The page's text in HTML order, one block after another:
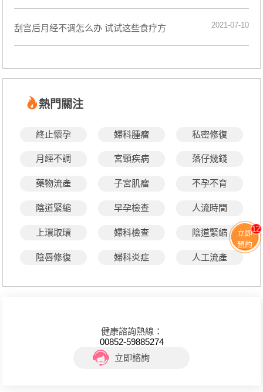
刮宫后月经不调怎么办 试试这些食疗方 2021-07-10
熱門關注
終止懷孕 婦科腫瘤 私密修復
月經不調 宮頸疾病 落仔幾錢
藥物流產 子宮肌瘤 不孕不育
陰道緊縮 早孕檢查 人流時間
上環取環 婦科檢查 陰道緊縮
陰唇修復 婦科炎症 人工流產
健康諮詢熱線：
00852-59885274
立即諮詢
立即
預約
12